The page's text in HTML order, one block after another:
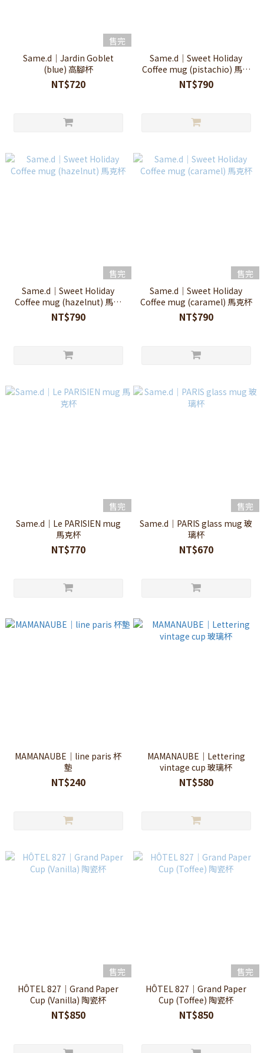
售完
Same.d｜Jardin Goblet
(blue) 高腳杯
NT$720
Same.d｜Sweet Holiday
Coffee mug (pistachio) 馬克
杯
NT$790
售完
Same.d｜Sweet Holiday
Coffee mug (hazelnut) 馬克
杯
NT$790
售完
Same.d｜Sweet Holiday
Coffee mug (caramel) 馬克杯
NT$790
售完
Same.d｜Le PARISIEN mug
馬克杯
NT$770
售完
Same.d｜PARIS glass mug 玻
璃杯
NT$670
MAMANAUBE｜line paris 杯
墊
NT$240
MAMANAUBE｜Lettering
vintage cup 玻璃杯
NT$580
售完
HÔTEL 827｜Grand Paper
Cup (Vanilla) 陶瓷杯
NT$850
售完
HÔTEL 827｜Grand Paper
Cup (Toffee) 陶瓷杯
NT$850